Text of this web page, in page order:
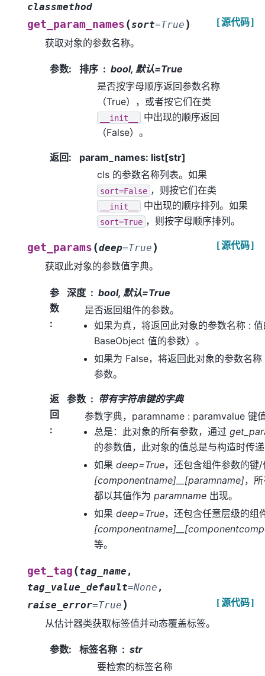
classmethod
get_param_names (sort=True ) [源代码]
获取对象的参数名称。
参数: 排序
bool, 默认=True
是否按字母顺序返回参数名称
（True），或者按它们在类
__init__
中出现的顺序返回
（False）。
返回:
param_names: list[str]
cls 的参数名称列表。如果
sort=False ，则按它们在类
__init__ 中出现的顺序排列。如果
sort=True ，则按字母顺序排列。
get_params (deep=True ) [源代码]
获取此对象的参数值字典。
参
数
:
深度
bool, 默认=True
是否返回组件的参数。
如果为真，将返回此对象的参数名称 :
BaseObject 值的参数）。
如果为 False，将返回此对象的参数名
参数。
返
回
:
参数
带有字符串键的字典
参数字典，paramname : paramvalue 键
总是：此对象的所有参数，通过
的参数值，此对象的值总是与构造时传
如果 deep=True，还包含组件参数的键
[componentname]__[paramname]，
都以其值作为 paramname 出现。
如果 deep=True，还包含任意层级的组
等。
get_tag (tag_name ,
tag_value_default=None ,
raise_error=True ) [源代码]
从估计器类获取标签值并动态覆盖标签。
参数: 标签名称
str
要检索的标签名称